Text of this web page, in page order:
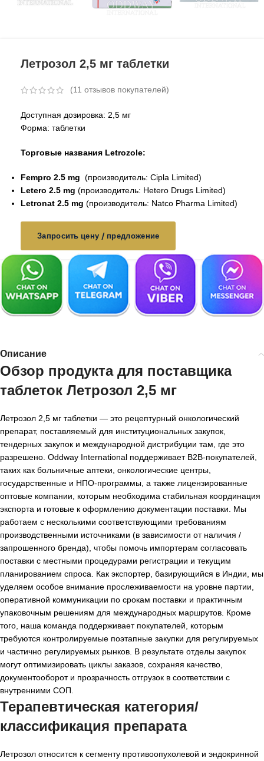
Летрозол 2,5 мг таблетки
(11 отзывов покупателей)
Доступная дозировка: 2,5 мг
Форма: таблетки
Торговые названия Letrozole:
Fempro 2.5 mg (производитель: Cipla Limited)
Letero 2.5 mg (производитель: Hetero Drugs Limited)
Letronat 2.5 mg (производитель: Natco Pharma Limited)
Запросить цену / предложение
Описание
Обзор продукта для поставщика
таблеток Летрозол 2,5 мг
Летрозол 2,5 мг таблетки — это рецептурный онкологический
препарат, поставляемый для институциональных закупок,
тендерных закупок и международной дистрибуции там, где это
разрешено. Oddway International поддерживает B2B-покупателей,
таких как больничные аптеки, онкологические центры,
государственные и НПО-программы, а также лицензированные
оптовые компании, которым необходима стабильная координация
экспорта и готовые к оформлению документации поставки. Мы
работаем с несколькими соответствующими требованиям
производственными источниками (в зависимости от наличия /
запрошенного бренда), чтобы помочь импортерам согласовать
поставки с местными процедурами регистрации и текущим
планированием спроса. Как экспортер, базирующийся в Индии, мы
уделяем особое внимание прослеживаемости на уровне партии,
оперативной коммуникации по срокам поставки и практичным
упаковочным решениям для международных маршрутов. Кроме
того, наша команда поддерживает покупателей, которым
требуются контролируемые поэтапные закупки для регулируемых
и частично регулируемых рынков. В результате отделы закупок
могут оптимизировать циклы заказов, сохраняя качество,
документооборот и прозрачность отгрузок в соответствии с
внутренними СОП.
Терапевтическая категория/
классификация препарата
Летрозол относится к сегменту противоопухолевой и эндокринной